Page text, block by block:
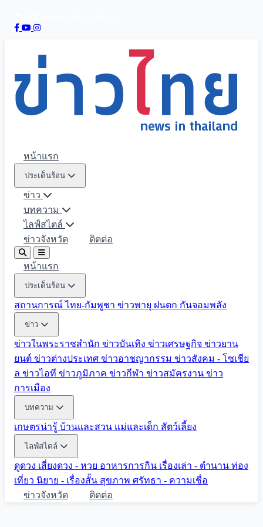
หน้าแรก
ประเด็นร้อน
ข่าว
บทความ
ไลฟ์สไตล์
ข่าวจังหวัด
ติดต่อ
หน้าแรก
ประเด็นร้อน
สถานการณ์ ไทย-กัมพูชา ข่าวพายุ ฝนตก กันจอมพลัง
ข่าว
ข่าวในพระราชสำนัก ข่าวบันเทิง ข่าวเศรษฐกิจ ข่าวยาน
ยนต์ ข่าวต่างประเทศ ข่าวอาชญากรรม ข่าวสังคม - โซเชีย
ล ข่าวไอที ข่าวภูมิภาค ข่าวกีฬา ข่าวสมัครงาน ข่าว
การเมือง
บทความ
เกษตรน่ารู้ บ้านและสวน แม่และเด็ก สัตว์เลี้ยง
ไลฟ์สไตล์
ดูดวง เสี่ยงดวง - หวย อาหารการกิน เรื่องเล่า - ตำนาน ท่อง
เที่ยว นิยาย - เรื่องสั้น สุขภาพ ศรัทธา - ความเชื่อ
ข่าวจังหวัด
ติดต่อ